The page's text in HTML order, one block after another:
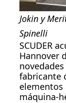
Jokin y
Spinelli
SCUDER
Hannover
fabricante
elementos
máquina-